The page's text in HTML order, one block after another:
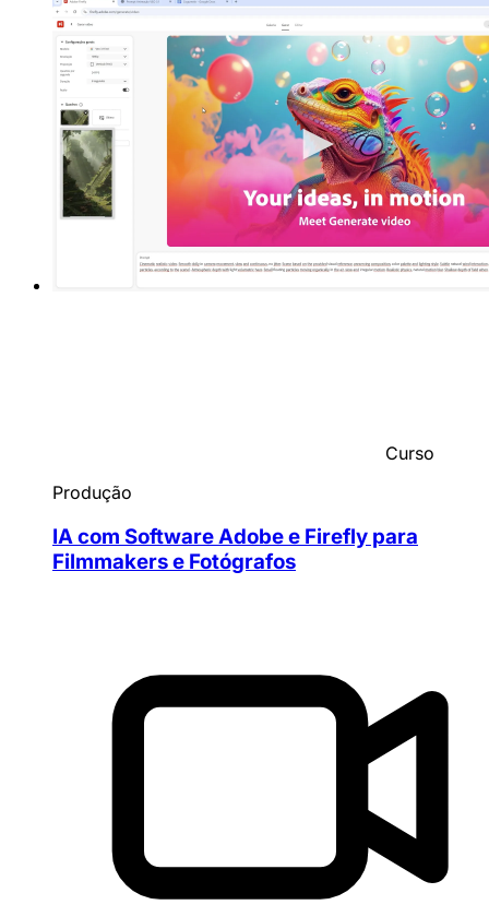
Curso
Produção
IA com Software Adobe e Firefly para
Filmmakers e Fotógrafos